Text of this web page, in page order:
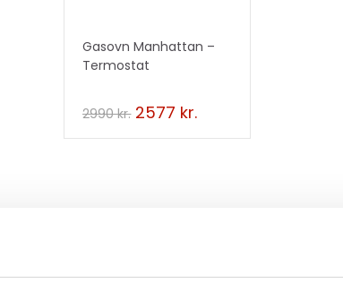
Gasovn Manhattan –
Termostat
2990kr. 2577 kr.